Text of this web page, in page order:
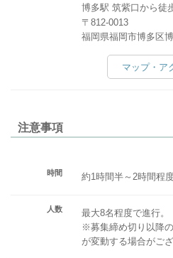
博多駅 筑紫口から徒
〒812-0013
福岡県福岡市博多区
マップ・ア
注意事項
時間 約1時間半～2時間程
人数
最大8名程度で進行。
※募集締め切り以降
が変動する場合がござ